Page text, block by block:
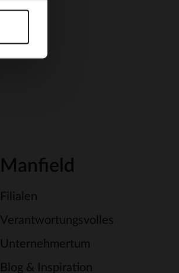
Manfield
Filialen
Verantwortungsvolles
Unternehmertum
Blog & Inspiration